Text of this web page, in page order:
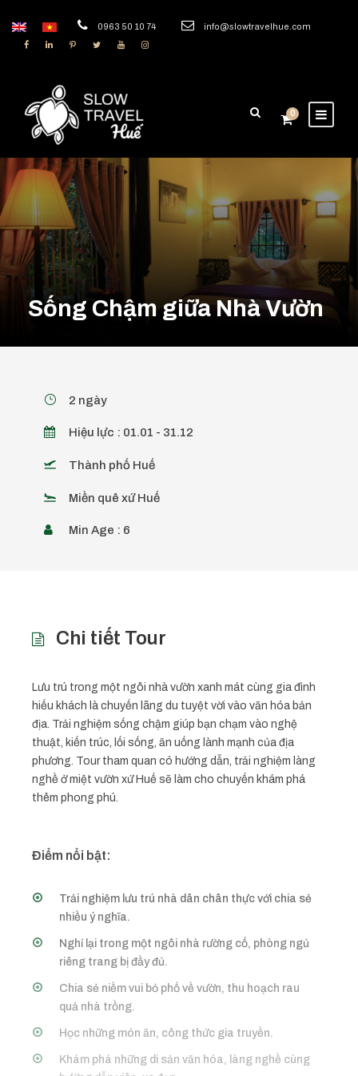
0963 50 10 74 info@slowtravelhue.com
0
Sống Chậm giữa Nhà Vườn
2 ngày
Hiệu lực : 01.01 - 31.12
Thành phố Huế
Miền quê xứ Huế
Min Age : 6
Chi tiết Tour
Lưu trú trong một ngôi nhà vườn xanh mát cùng gia đình
hiếu khách là chuyến lãng du tuyệt vời vào văn hóa bản
địa. Trải nghiệm sống chậm giúp bạn chạm vào nghệ
thuật, kiến trúc, lối sống, ăn uống lành mạnh của địa
phương. Tour tham quan có hướng dẫn, trải nghiệm làng
nghề ở miệt vườn xứ Huế sẽ làm cho chuyến khám phá
thêm phong phú.
Điểm nổi bật:
Trải nghiệm lưu trú nhà dân chân thực với chia sẻ
nhiều ý nghĩa.
Nghỉ lại trong một ngôi nhà rường cố, phòng ngủ
riêng trang bị đầy đủ.
Chia sẻ niềm vui bỏ phố về vườn, thu hoạch rau
quả nhà trồng.
Học những món ăn, công thức gia truyền.
Khám phá những di sản văn hóa, làng nghề cùng